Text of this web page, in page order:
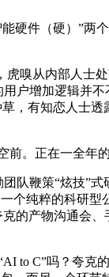
件（硬）”两
嗅从内部人士
户增加逻辑并
，有知恋人士
。正在一全年
鞭策“炫技”式
个纯粹的科研
的产物沟通会
to C”吗？夸克